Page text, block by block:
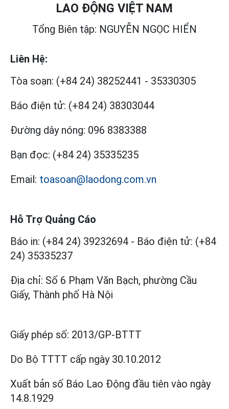
LAO ĐỘNG VIỆT NAM
Tổng Biên tập: NGUYỄN NGỌC HIỂN
Liên Hệ:
Tòa soạn: (+84 24) 38252441 - 35330305
Báo điện tử: (+84 24) 38303044
Đường dây nóng: 096 8383388
Bạn đọc: (+84 24) 35335235
Email: toasoan@laodong.com.vn
Hỗ Trợ Quảng Cáo
Báo in: (+84 24) 39232694 - Báo điện tử: (+84
24) 35335237
Địa chỉ: Số 6 Phạm Văn Bạch, phường Cầu
Giấy, Thành phố Hà Nội
Giấy phép số: 2013/GP-BTTT
Do Bộ TTTT cấp ngày 30.10.2012
Xuất bản số Báo Lao Động đầu tiên vào ngày
14.8.1929